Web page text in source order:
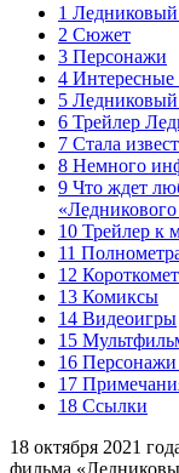
1 Ледниковый
2 Сюжет
3 Персонажи
4
5 Ледниковый
6 Трейлер
7 Стала
8 Немного
9 Что ждет
10 Трейлер к
11
12
13 Комиксы
14 Видеоигры
15
16
17
18 Ссылки
18 октября 2021
фильма